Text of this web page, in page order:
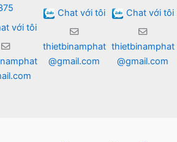
với tôi
Chat với tôi
thietbinamphat
@gmail.com
Chat với tôi
thietbinamphat
@gmail.com